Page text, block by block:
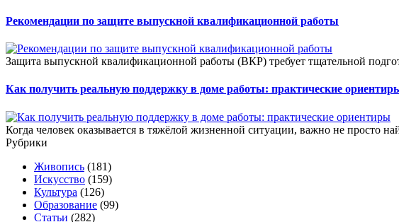
Рекомендации по защите выпускной квалификационной работы
Защита выпускной квалификационной работы (ВКР) требует тщательной
Как получить реальную поддержку в доме работы: практические
Когда человек оказывается в тяжёлой жизненной ситуации, важно не просто
Рубрики
Живопись (181)
Искусство (159)
Культура (126)
Образование (99)
Статьи (282)